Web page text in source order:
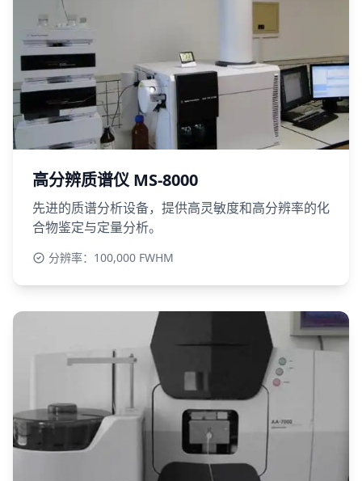
高分辨质谱仪 MS-8000
先进的质谱分析设备，提供高灵敏度和高分辨率的化
合物鉴定与定量分析。
分辨率：100,000 FWHM